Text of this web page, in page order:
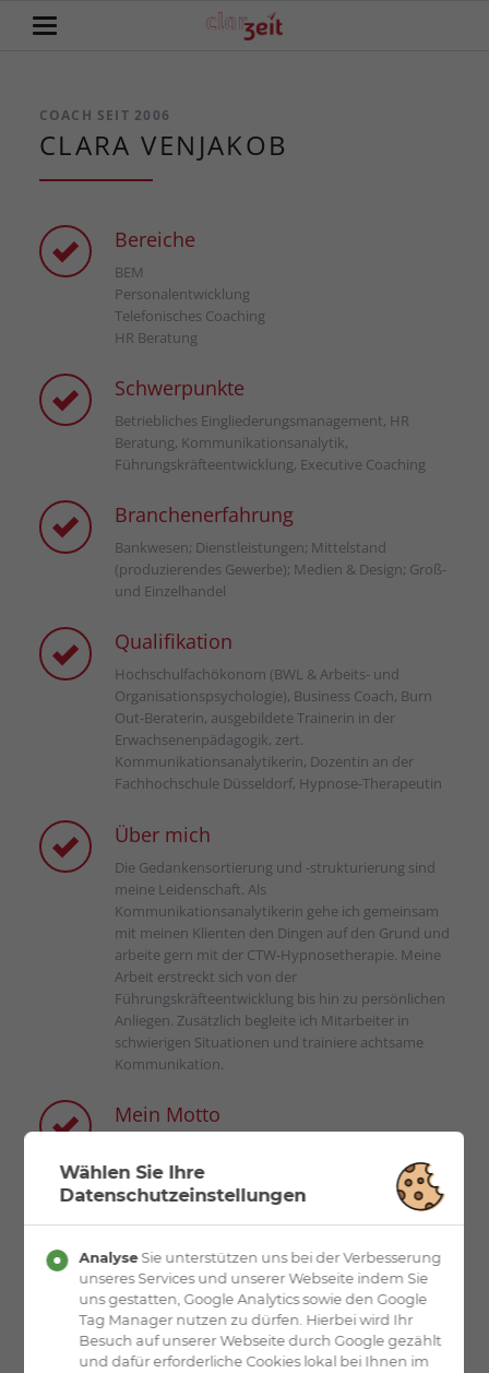
COACH SEIT 2006
CLARA VENJAKOB
Bereiche
BEM
Personalentwicklung
Telefonisches Coaching
HR Beratung
Schwerpunkte
Betriebliches Eingliederungsmanagement, HR
Beratung, Kommunikationsanalytik,
Führungskräfteentwicklung, Executive Coaching
Branchenerfahrung
Bankwesen; Dienstleistungen; Mittelstand
(produzierendes Gewerbe); Medien & Design; Groß-
und Einzelhandel
Qualifikation
Hochschulfachökonom (BWL & Arbeits- und
Organisationspsychologie), Business Coach, Burn
Out-Beraterin, ausgebildete Trainerin in der
Erwachsenenpädagogik, zert.
Kommunikationsanalytikerin, Dozentin an der
Fachhochschule Düsseldorf, Hypnose-Therapeutin
Über mich
Die Gedankensortierung und -strukturierung sind
meine Leidenschaft. Als
Kommunikationsanalytikerin gehe ich gemeinsam
mit meinen Klienten den Dingen auf den Grund und
arbeite gern mit der CTW-Hypnosetherapie. Meine
Arbeit erstreckt sich von der
Führungskräfteentwicklung bis hin zu persönlichen
Anliegen. Zusätzlich begleite ich Mitarbeiter in
schwierigen Situationen und trainiere achtsame
Kommunikation.
Mein Motto
nicht auf Selbsterkenntnis. (Denter)
Wählen Sie Ihre
Datenschutzeinstellungen
Analyse Sie unterstützen uns bei der Verbesserung
unseres Services und unserer Webseite indem Sie
uns gestatten, Google Analytics sowie den Google
Tag Manager nutzen zu dürfen. Hierbei wird Ihr
Besuch auf unserer Webseite durch Google gezählt
und dafür erforderliche Cookies lokal bei Ihnen im